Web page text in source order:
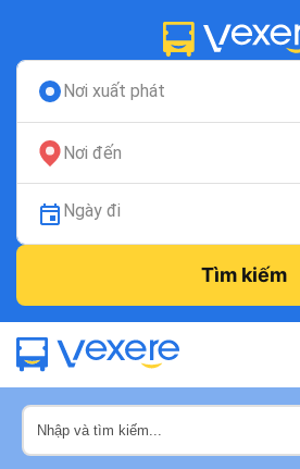
Nơi xuất phát
Nơi đến
Ngày đi
Tìm kiếm